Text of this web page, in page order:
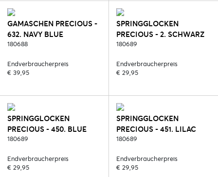
GAMASCHEN PRECIOUS -
632. NAVY BLUE
180688
Endverbraucherpreis
€ 39,95
SPRINGGLOCKEN
PRECIOUS - 2. SCHWARZ
180689
Endverbraucherpreis
€ 29,95
SPRINGGLOCKEN
PRECIOUS - 450. BLUE
REEF
180689
Endverbraucherpreis
€ 29,95
SPRINGGLOCKEN
PRECIOUS - 451. LILAC
CORAL
180689
Endverbraucherpreis
€ 29,95